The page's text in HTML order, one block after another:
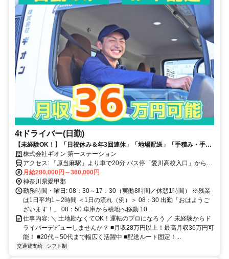
4tドライバー(日勤)
【未経験OK！】「日祝休み＆年3回連休」「地場配送」「手積み・手降
ろしなし」◆”運転”でマイペースに稼ごう！
株式会社ギオン 第一ステーション
アクセス: 「原当麻駅」より車で20分 バス停「愛川高校入口」から徒
歩2分 ※転勤なし ※車通勤OK（駐車場完備） ※交通費支給（規定あ
り）
月給280,000円～360,000円
神奈川県愛甲郡
勤務時間・曜日: 08：30～17：30（実働8時間／休憩1時間） ※残業
は1日平均1～2時間 ＜1日の流れ（例）＞ 08：30 出勤「おはようご
ざいます！」 08：50 車庫から積地へ移動 10...
仕事内容: ＼ 土地勘なくてOK！運転のプロになろう ／ 未経験からド
ライバーデビューしませんか？ ■月収28万円以上！最高月収36万円可
能！ ■20代～50代まで幅広く活躍中 ■配送ルート固定！...
交通費支給 シフト制